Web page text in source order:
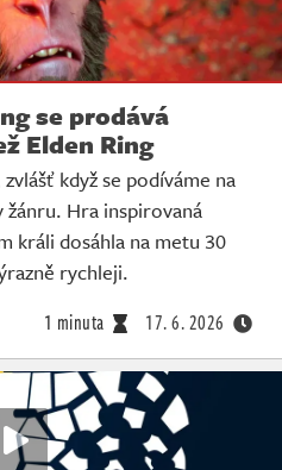
se prodává
Elden Ring
když se podíváme na
žánru. Hra inspirovaná
králi dosáhla na metu 30
rychleji.
1 minuta 17. 6. 2026